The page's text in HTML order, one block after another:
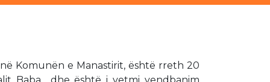
Komunën e Manastirit, është rreth 20